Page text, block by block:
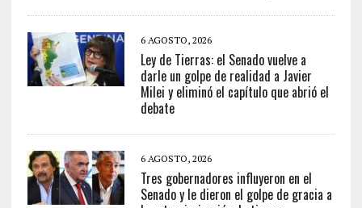
6 AGOSTO, 2026
Ley de Tierras: el Senado vuelve a
darle un golpe de realidad a Javier
Milei y eliminó el capítulo que abrió el
debate
6 AGOSTO, 2026
Tres gobernadores influyeron en el
Senado y le dieron el golpe de gracia a